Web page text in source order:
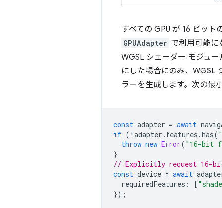
すべての GPU が 16 ビッ
GPUAdapter で利用可能
WGSL シェーダー モジュ
にした場合にのみ、WGSL
ラーを生成します。次の最
const adapter = await
if ( ! adapter . features .has(
throw new Error( "16-bit
}
// Explicitly request 16-
const device = await
requiredFeatures : [
});